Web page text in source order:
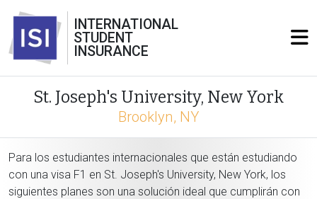
INTERNATIONAL
STUDENT
INSURANCE
St. Joseph's University, New York
Brooklyn, NY
Para los estudiantes internacionales que están estudiando
con una visa F1 en St. Joseph's University, New York, los
siguientes planes son una solución ideal que cumplirán con